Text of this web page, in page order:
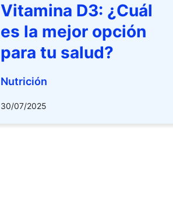
Vitamina D3: ¿Cuál
es la mejor opción
para tu salud?
Nutrición
30/07/2025